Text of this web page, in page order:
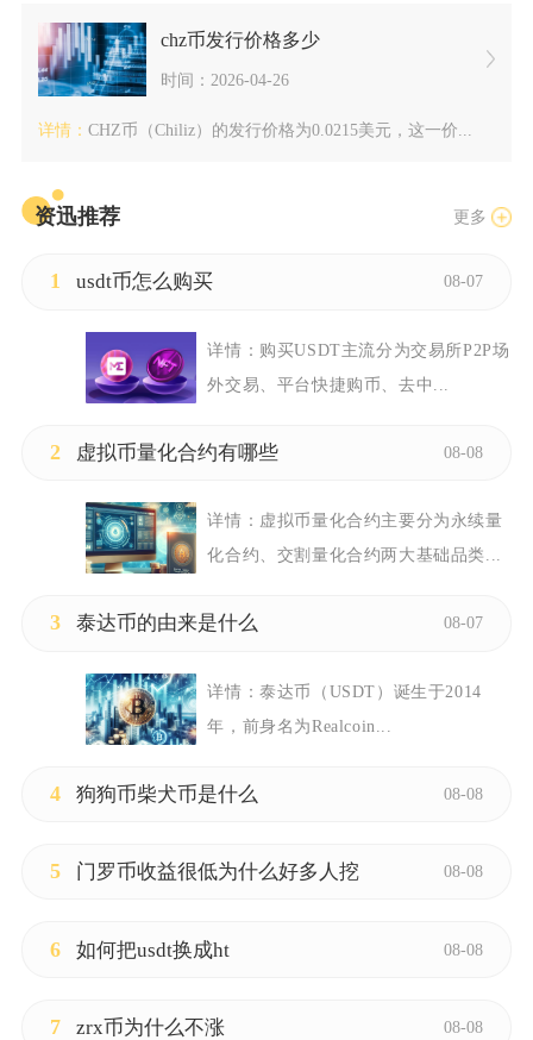
chz币发行价格多少
时间：2026-04-26
详情： CHZ币（Chiliz）的发行价格为0.0215美元，这一价...
资迅推荐 更多
1 usdt币怎么购买 08-07
详情： 购买USDT主流分为交易所P2P场
外交易、平台快捷购币、去中...
2 虚拟币量化合约有哪些 08-08
详情： 虚拟币量化合约主要分为永续量
化合约、交割量化合约两大基础品类...
3 泰达币的由来是什么 08-07
详情：泰达币（USDT）诞生于2014
年，前身名为Realcoin...
4 狗狗币柴犬币是什么 08-08
5 门罗币收益很低为什么好多人挖 08-08
6 如何把usdt换成ht 08-08
7 zrx币为什么不涨 08-08